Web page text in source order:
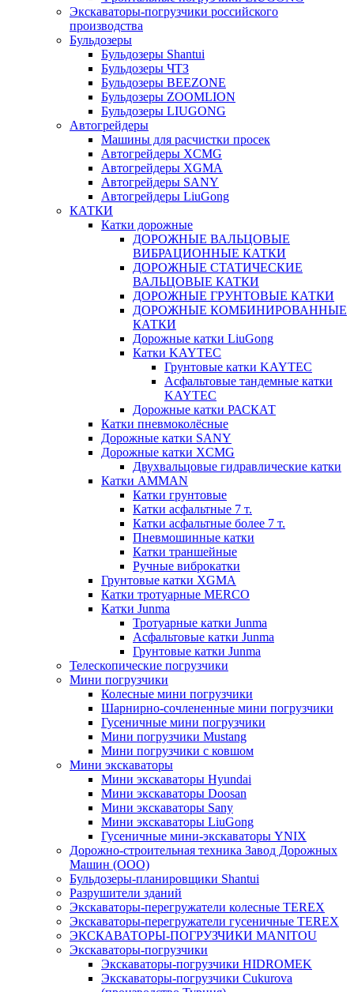
Экскаваторы-погрузчики российского
производства
Бульдозеры
Бульдозеры Shantui
Бульдозеры ЧТЗ
Бульдозеры BEEZONE
Бульдозеры ZOOMLION
Бульдозеры LIUGONG
Автогрейдеры
Машины для расчистки просек
Автогрейдеры XCMG
Автогрейдеры XGMA
Автогрейдеры SANY
Автогрейдеры LiuGong
КАТКИ
Катки дорожные
ДОРОЖНЫЕ ВАЛЬЦОВЫЕ
ВИБРАЦИОННЫЕ КАТКИ
ДОРОЖНЫЕ СТАТИЧЕСКИЕ
ВАЛЬЦОВЫЕ КАТКИ
ДОРОЖНЫЕ ГРУНТОВЫЕ КАТКИ
ДОРОЖНЫЕ КОМБИНИРОВАННЫЕ
КАТКИ
Дорожные катки LiuGong
Катки KAYTEC
Грунтовые катки KAYTEC
Асфальтовые тандемные катки
KAYTEC
Дорожные катки РАСКАТ
Катки пневмоколёсные
Дорожные катки SANY
Дорожные катки XCMG
Двухвальцовые гидравлические катки
Катки AMMAN
Катки грунтовые
Катки асфальтные 7 т.
Катки асфальтные более 7 т.
Пневмошинные катки
Катки траншейные
Ручные виброкатки
Грунтовые катки XGMA
Катки тротуарные MERCO
Катки Junma
Тротуарные катки Junma
Асфальтовые катки Junma
Грунтовые катки Junma
Телескопические погрузчики
Мини погрузчики
Колесные мини погрузчики
Шарнирно-сочлененные мини погрузчики
Гусеничные мини погрузчики
Мини погрузчики Mustang
Мини погрузчики с ковшом
Мини экскаваторы
Мини экскаваторы Hyundai
Мини экскаваторы Doosan
Мини экскаваторы Sany
Мини экскаваторы LiuGong
Гусеничные мини-экскаваторы YNIX
Дорожно-строительная техника Завод Дорожных
Машин (ООО)
Бульдозеры-планировщики Shantui
Разрушители зданий
Экскаваторы-перегружатели колесные TEREX
Экскаваторы-перегружатели гусеничные TEREX
ЭКСКАВАТОРЫ-ПОГРУЗЧИКИ MANITOU
Экскаваторы-погрузчики
Экскаваторы-погрузчики HIDROMEK
Экскаваторы-погрузчики Cukurova